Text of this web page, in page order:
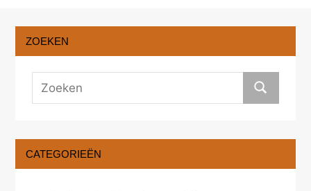
ZOEKEN
CATEGORIEËN